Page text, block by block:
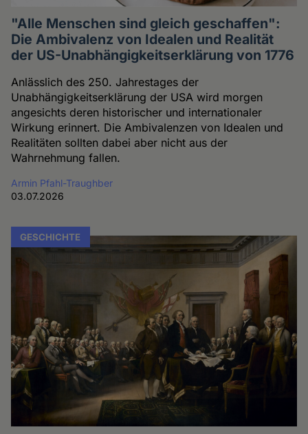
"Alle Menschen sind gleich geschaffen":
Die Ambivalenz von Idealen und Realität
der US-Unabhängigkeitserklärung von 1776
Anlässlich des 250. Jahrestages der
Unabhängigkeitserklärung der USA wird morgen
angesichts deren historischer und internationaler
Wirkung erinnert. Die Ambivalenzen von Idealen und
Realitäten sollten dabei aber nicht aus der
Wahrnehmung fallen.
Armin Pfahl-Traughber
03.07.2026
GESCHICHTE